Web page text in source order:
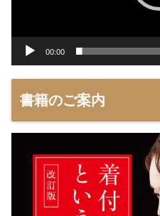
00:00
書籍のご案内